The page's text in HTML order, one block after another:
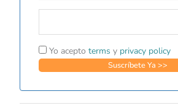
Yo acepto terms y privacy policy